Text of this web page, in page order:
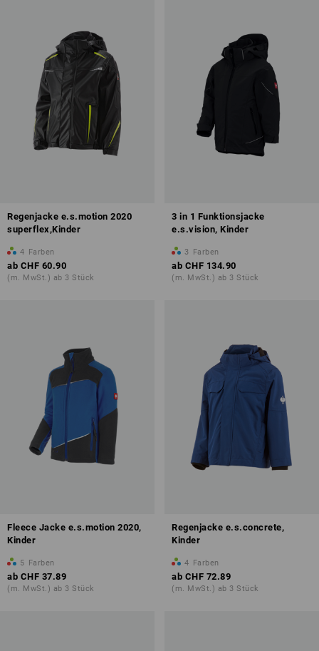
Regenjacke e.s.motion 2020
superflex,Kinder
4 Farben
ab CHF 60.90
(m. MwSt.) ab 3 Stück
3 in 1 Funktionsjacke
e.s.vision, Kinder
3 Farben
ab CHF 134.90
(m. MwSt.) ab 3 Stück
Fleece Jacke e.s.motion 2020,
Kinder
5 Farben
ab CHF 37.89
(m. MwSt.) ab 3 Stück
Regenjacke e.s.concrete,
Kinder
4 Farben
ab CHF 72.89
(m. MwSt.) ab 3 Stück